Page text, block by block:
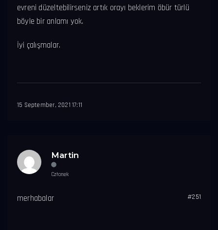
evreni düzeltebilirseniz artık orayı beklerim öbür türlü
böyle bir anlamı yok.
İyi çalışmalar.
15 September, 2021 17:11
Martin
Członek
#251
merhabalar